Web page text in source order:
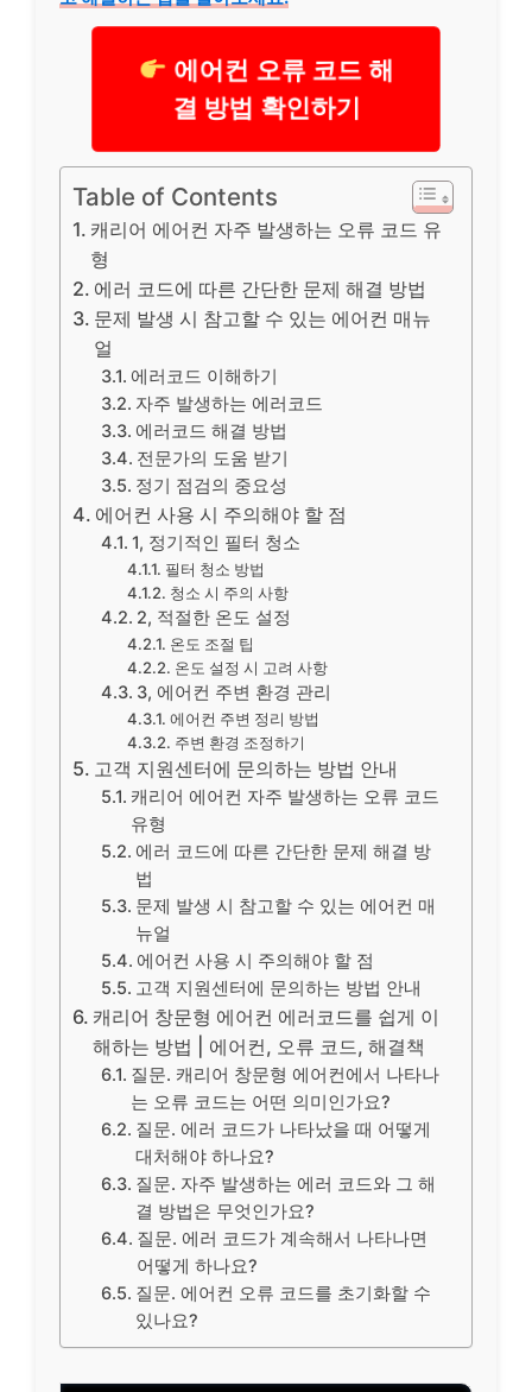
에어컨 오류 코드 해
결 방법 확인하기
Table of Contents
캐리어 에어컨 자주 발생하는 오류 코드 유
형
에러 코드에 따른 간단한 문제 해결 방법
문제 발생 시 참고할 수 있는 에어컨 매뉴
얼
에러코드 이해하기
자주 발생하는 에러코드
에러코드 해결 방법
전문가의 도움 받기
정기 점검의 중요성
에어컨 사용 시 주의해야 할 점
1, 정기적인 필터 청소
필터 청소 방법
청소 시 주의 사항
2, 적절한 온도 설정
온도 조절 팁
온도 설정 시 고려 사항
3, 에어컨 주변 환경 관리
에어컨 주변 정리 방법
주변 환경 조정하기
고객 지원센터에 문의하는 방법 안내
캐리어 에어컨 자주 발생하는 오류 코드
유형
에러 코드에 따른 간단한 문제 해결 방
법
문제 발생 시 참고할 수 있는 에어컨 매
뉴얼
에어컨 사용 시 주의해야 할 점
고객 지원센터에 문의하는 방법 안내
캐리어 창문형 에어컨 에러코드를 쉽게 이
해하는 방법 | 에어컨, 오류 코드, 해결책
질문. 캐리어 창문형 에어컨에서 나타나
는 오류 코드는 어떤 의미인가요?
질문. 에러 코드가 나타났을 때 어떻게
대처해야 하나요?
질문. 자주 발생하는 에러 코드와 그 해
결 방법은 무엇인가요?
질문. 에러 코드가 계속해서 나타나면
어떻게 하나요?
질문. 에어컨 오류 코드를 초기화할 수
있나요?